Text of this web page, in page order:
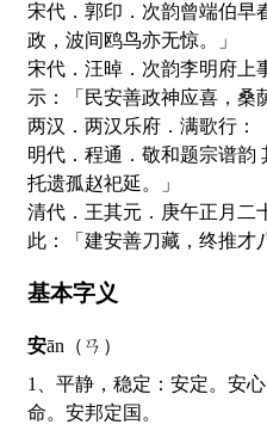
宋代．郭印．次韵曾端伯早春即事五首：「岂但邦人安善
政，波间鸥鸟亦无惊。」
宋代．汪晫．次韵李明府上
示：「民安善政神应喜，桑
两汉．两汉乐府．满歌行：
明代．程通．敬和题宗谱韵
托遗孤赵祀延。」
清代．王其元．庚午正月二
此：「建安善刀藏，终推才
基本字义
安ān（ㄢ）
1、平静，稳定：安定。安心。安宁。安稳。安闲。安身立
命。安邦定国。